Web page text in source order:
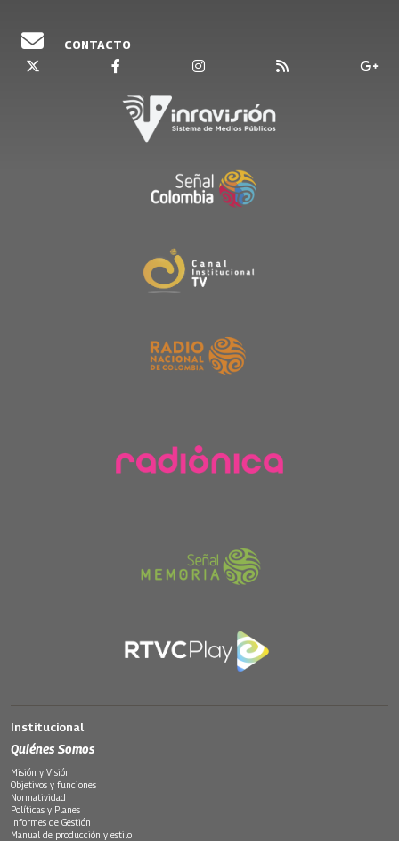
CONTACTO
Institucional
Quiénes Somos
Misión y Visión
Objetivos y funciones
Normatividad
Políticas y Planes
Informes de Gestión
Manual de producción y estilo